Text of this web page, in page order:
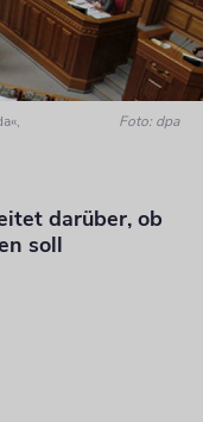
Foto: dpa
darüber, ob
soll